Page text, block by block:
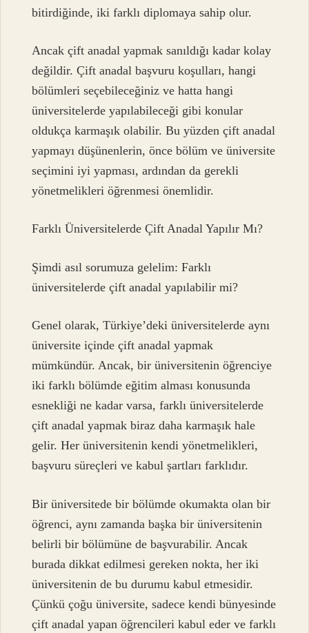
bitirdiğinde, iki farklı diplomaya sahip olur.
Ancak çift anadal yapmak sanıldığı kadar kolay
değildir. Çift anadal başvuru koşulları, hangi
bölümleri seçebileceğiniz ve hatta hangi
üniversitelerde yapılabileceği gibi konular
oldukça karmaşık olabilir. Bu yüzden çift anadal
yapmayı düşünenlerin, önce bölüm ve üniversite
seçimini iyi yapması, ardından da gerekli
yönetmelikleri öğrenmesi önemlidir.
Farklı Üniversitelerde Çift Anadal Yapılır Mı?
Şimdi asıl sorumuza gelelim: Farklı
üniversitelerde çift anadal yapılabilir mi?
Genel olarak, Türkiye’deki üniversitelerde aynı
üniversite içinde çift anadal yapmak
mümkündür. Ancak, bir üniversitenin öğrenciye
iki farklı bölümde eğitim alması konusunda
esnekliği ne kadar varsa, farklı üniversitelerde
çift anadal yapmak biraz daha karmaşık hale
gelir. Her üniversitenin kendi yönetmelikleri,
başvuru süreçleri ve kabul şartları farklıdır.
Bir üniversitede bir bölümde okumakta olan bir
öğrenci, aynı zamanda başka bir üniversitenin
belirli bir bölümüne de başvurabilir. Ancak
burada dikkat edilmesi gereken nokta, her iki
üniversitenin de bu durumu kabul etmesidir.
Çünkü çoğu üniversite, sadece kendi bünyesinde
çift anadal yapan öğrencileri kabul eder ve farklı